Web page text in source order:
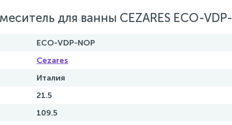
для ванны CEZARES ECO-
ECO-VDP-NOP
Cezares
Италия
21.5
109.5